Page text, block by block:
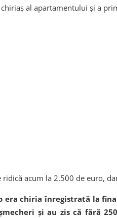
al apartamentului și a
ridică acum la 2.500 de euro,
era chiria înregistrată la
și au zis că fără